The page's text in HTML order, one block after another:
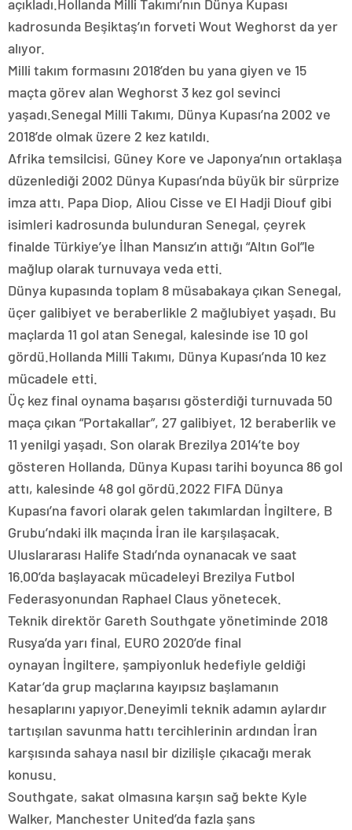
açıkladı.Hollanda Milli Takımı’nın Dünya Kupası
kadrosunda Beşiktaş’ın forveti Wout Weghorst da yer
alıyor.
Milli takım formasını 2018’den bu yana giyen ve 15
maçta görev alan Weghorst 3 kez gol sevinci
yaşadı.Senegal Milli Takımı, Dünya Kupası’na 2002 ve
2018’de olmak üzere 2 kez katıldı.
Afrika temsilcisi, Güney Kore ve Japonya’nın ortaklaşa
düzenlediği 2002 Dünya Kupası’nda büyük bir sürprize
imza attı. Papa Diop, Aliou Cisse ve El Hadji Diouf gibi
isimleri kadrosunda bulunduran Senegal, çeyrek
finalde Türkiye’ye İlhan Mansız’ın attığı “Altın Gol”le
mağlup olarak turnuvaya veda etti.
Dünya kupasında toplam 8 müsabakaya çıkan Senegal,
üçer galibiyet ve beraberlikle 2 mağlubiyet yaşadı. Bu
maçlarda 11 gol atan Senegal, kalesinde ise 10 gol
gördü.Hollanda Milli Takımı, Dünya Kupası’nda 10 kez
mücadele etti.
Üç kez final oynama başarısı gösterdiği turnuvada 50
maça çıkan “Portakallar”, 27 galibiyet, 12 beraberlik ve
11 yenilgi yaşadı. Son olarak Brezilya 2014’te boy
gösteren Hollanda, Dünya Kupası tarihi boyunca 86 gol
attı, kalesinde 48 gol gördü.2022 FIFA Dünya
Kupası’na favori olarak gelen takımlardan İngiltere, B
Grubu’ndaki ilk maçında İran ile karşılaşacak.
Uluslararası Halife Stadı’nda oynanacak ve saat
16.00’da başlayacak mücadeleyi Brezilya Futbol
Federasyonundan Raphael Claus yönetecek.
Teknik direktör Gareth Southgate yönetiminde 2018
Rusya’da yarı final, EURO 2020’de final
oynayan İngiltere, şampiyonluk hedefiyle geldiği
Katar’da grup maçlarına kayıpsız başlamanın
hesaplarını yapıyor.Deneyimli teknik adamın aylardır
tartışılan savunma hattı tercihlerinin ardından İran
karşısında sahaya nasıl bir dizilişle çıkacağı merak
konusu.
Southgate, sakat olmasına karşın sağ bekte Kyle
Walker, Manchester United’da fazla şans